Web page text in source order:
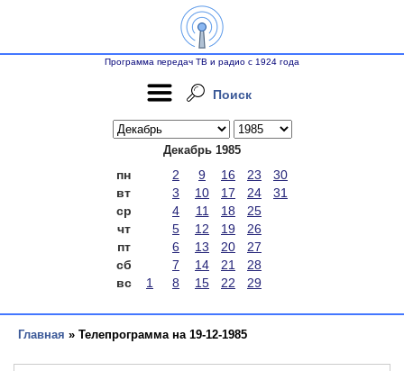
Программа передач ТВ и радио с 1924 года
Поиск
Декабрь 1985
пн 2 9 16 23
30
вт
3 10 17 24
31
ср
4 11 18
25
чт
5 12 19
26
пт
6 13 20
27
сб
7 14 21
28
вс
1 8 15 22 29
Главная » Телепрограмма на 19-12-1985